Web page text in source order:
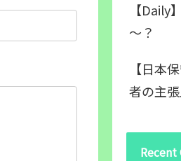
【Daily
～？
【日本
者の主張